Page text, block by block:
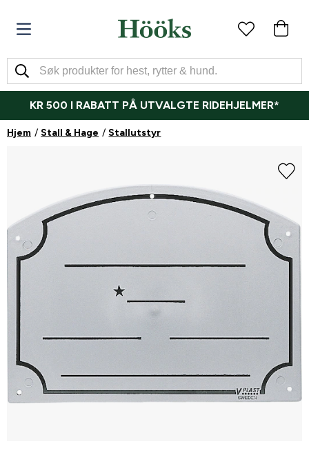
KR 500 I RABATT PÅ UTVALGTE RIDEHJELMER*
Hjem Stall & Hage Stallutstyr